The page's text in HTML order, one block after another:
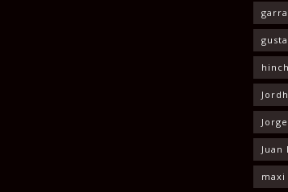
maxi